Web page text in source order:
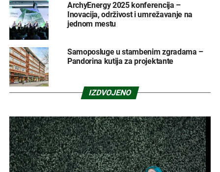
ArchyEnergy 2025 konferencija –
Inovacija, održivost i umrežavanje na
jednom mestu
Samoposluge u stambenim zgradama –
Pandorina kutija za projektante
IZDVOJENO